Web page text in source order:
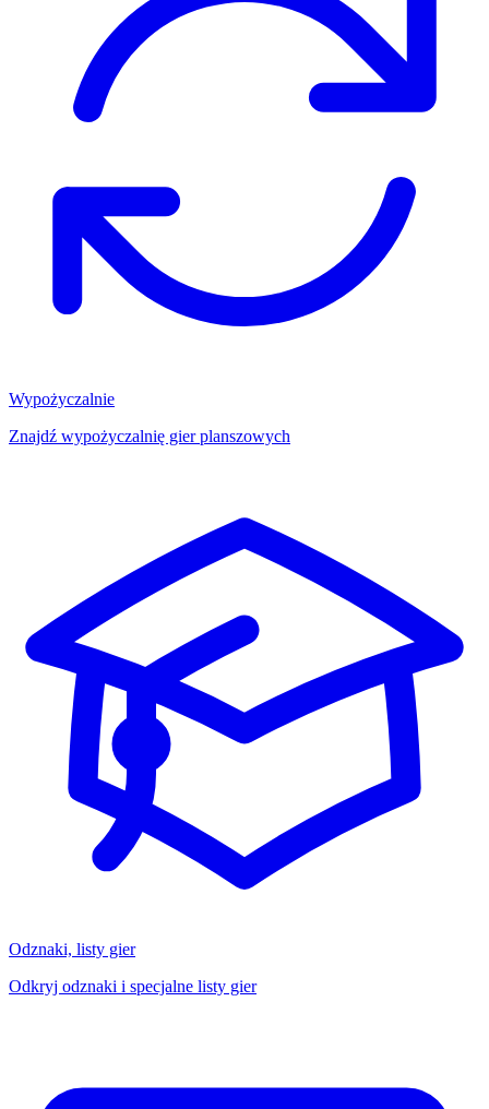
Wypożyczalnie
Znajdź wypożyczalnię gier planszowych
Odznaki, listy gier
Odkryj odznaki i specjalne listy gier